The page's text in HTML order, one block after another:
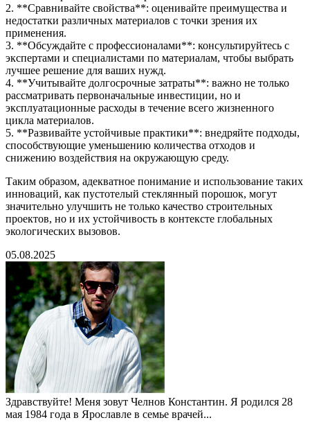
2. **Сравнивайте свойства**: оценивайте преимущества и
недостатки различных материалов с точки зрения их
применения.
3. **Обсуждайте с профессионалами**: консультируйтесь с
экспертами и специалистами по материалам, чтобы выбрать
лучшее решение для ваших нужд.
4. **Учитывайте долгосрочные затраты**: важно не только
рассматривать первоначальные инвестиции, но и
эксплуатационные расходы в течение всего жизненного
цикла материалов.
5. **Развивайте устойчивые практики**: внедряйте подходы,
способствующие уменьшению количества отходов и
снижению воздействия на окружающую среду.
Таким образом, адекватное понимание и использование таких
инноваций, как пустотелый стеклянный порошок, могут
значительно улучшить не только качество строительных
проектов, но и их устойчивость в контексте глобальных
экологических вызовов.
05.08.2025
Здравствуйте! Меня зовут Челнов Константин. Я родился 28
мая 1984 года в Ярославле в семье врачей...